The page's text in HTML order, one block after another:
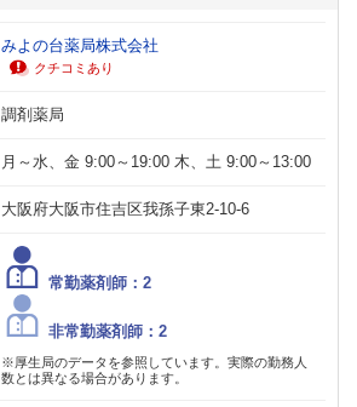
みよの台薬局株式会社
クチコミあり
調剤薬局
月～水、金 9:00～19:00 木、土 9:00～13:00
大阪府大阪市住吉区我孫子東2-10-6
常勤薬剤師：2
非常勤薬剤師：2
※厚生局のデータを参照しています。実際の勤務人
数とは異なる場合があります。